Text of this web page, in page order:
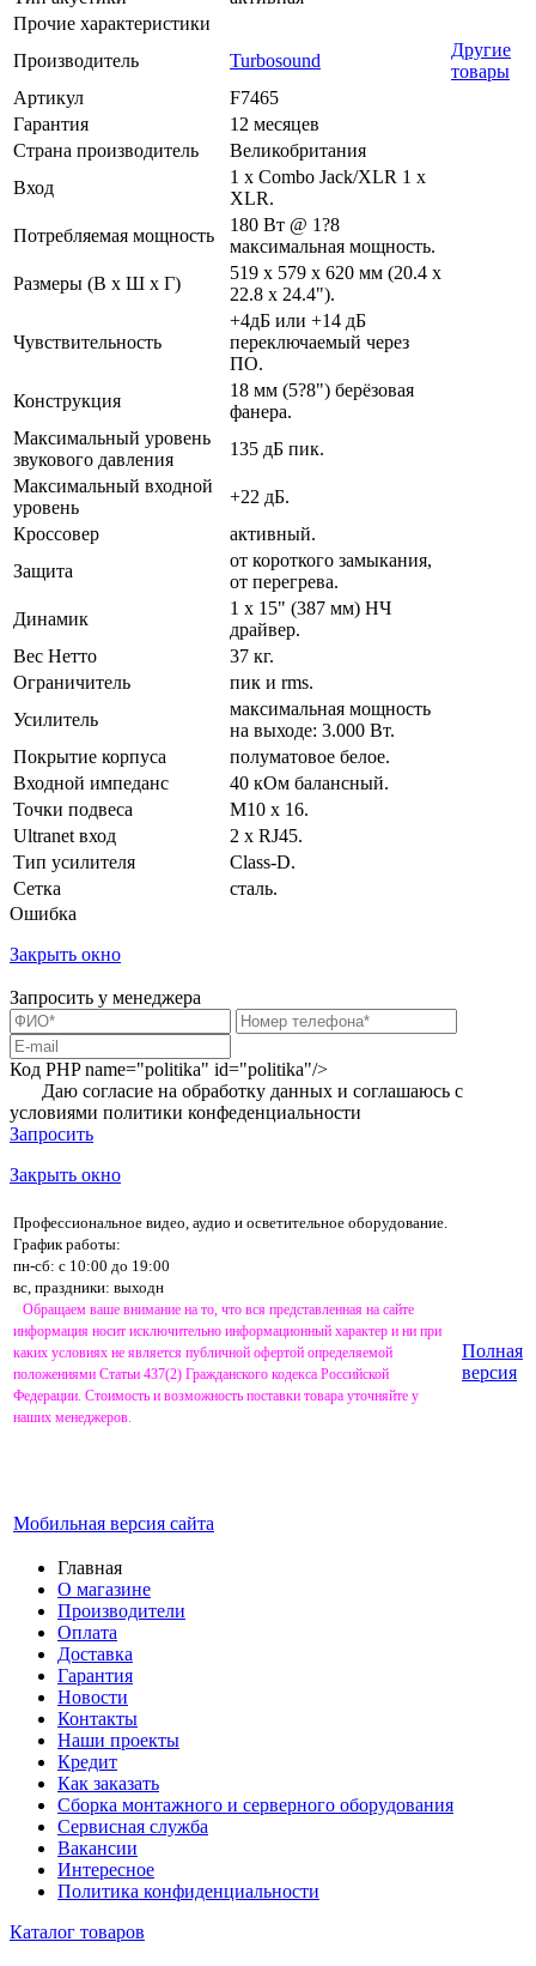
Прочие характеристики
Производитель
Turbosound
Другие
товары
Артикул
F7465
Гарантия
12 месяцев
Страна производитель
Великобритания
Вход
1 x Combo Jack/XLR 1 x
XLR.
Потребляемая мощность
180 Вт @ 1?8
максимальная мощность.
Размеры (В х Ш х Г)
519 x 579 x 620 мм (20.4 x
22.8 x 24.4").
Чувствительность
+4дБ или +14 дБ
переключаемый через
ПО.
Конструкция
18 мм (5?8") берёзовая
фанера.
Максимальный уровень
звукового давления
135 дБ пик.
Максимальный входной
уровень
+22 дБ.
Кроссовер
активный.
Защита
от короткого замыкания,
от перегрева.
Динамик
1 x 15" (387 мм) НЧ
драйвер.
Вес Нетто
37 кг.
Ограничитель
пик и rms.
Усилитель
максимальная мощность
на выходе: 3.000 Вт.
Покрытие корпуса
полуматовое белое.
Входной импеданс
40 кОм балансный.
Точки подвеса
M10 x 16.
Ultranet вход
2 x RJ45.
Тип усилителя
Class-D.
Сетка
сталь.
Ошибка
Закрыть окно
Запросить у менеджера
Код PHPname="politika" id="politika"/>
Даю согласие на обработку данных и соглашаюсь с
условиями политики конфеденциальности
Запросить
Закрыть окно
Профессиональное видео, аудио и осветительное оборудование.
График работы:
пн-сб: с 10:00 до 19:00
вс, праздники: выходн
Обращаем ваше внимание на то, что вся представленная на сайте
информация носит исключительно информационный характер и ни при
каких условиях не является публичной офертой определяемой
положениями Статьи 437(2) Гражданского кодекса Российской
Федерации. Стоимость и возможность поставки товара уточняйте у
наших менеджеров.
Мобильная версия сайта
Полная
версия
Главная
О магазине
Производители
Оплата
Доставка
Гарантия
Новости
Контакты
Наши проекты
Кредит
Как заказать
Сборка монтажного и серверного оборудования
Сервисная служба
Вакансии
Интересное
Политика конфиденциальности
Каталог товаров